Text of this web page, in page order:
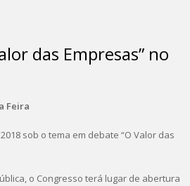
das Empresas” no
Feira
sob o tema em debate “O Valor das
o Congresso terá lugar de abertura